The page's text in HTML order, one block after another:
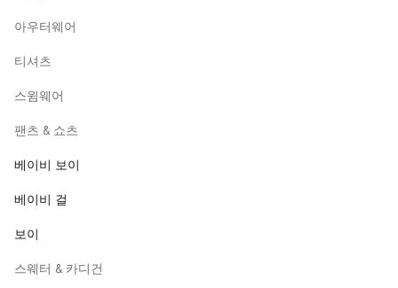
아우터웨어
티셔츠
스윔웨어
팬츠 & 쇼츠
베이비 보이
베이비 걸
보이
스웨터 & 카디건